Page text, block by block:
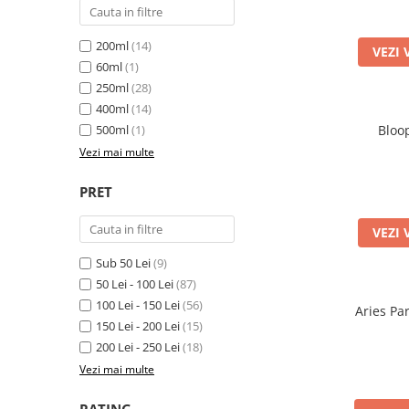
Hrana umeda
Recompense caini
Batoane branza Yak
Castroane si Dozatoare
Custi si Genti de Transport
Diete veterinare
200ml(14)
60ml(1)
250ml(28)
400ml(14)
500ml(1)
Vezi mai multe
PRET
Sub 50 Lei(9)
50 Lei - 100 Lei(87)
100 Lei - 150 Lei(56)
150 Lei - 200 Lei(15)
200 Lei - 250 Lei(18)
Vezi mai multe
VEZI
VEZI
Aries